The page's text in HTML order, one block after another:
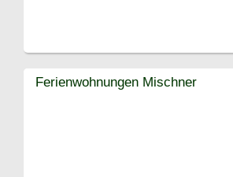
Ferienwohnungen Mischner